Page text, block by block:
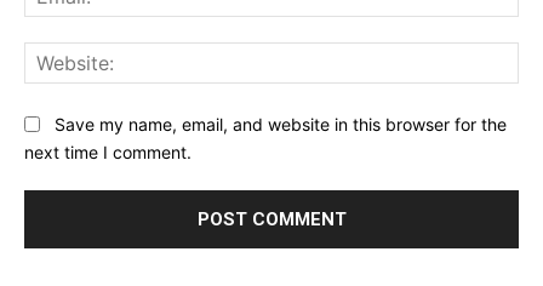
Save my name, email, and website in this browser for the
next time I comment.